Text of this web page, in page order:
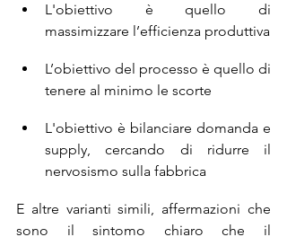
L'obiettivo è quello di
massimizzare l’efficienza produttiva
L’obiettivo del processo è quello di
tenere al minimo le scorte
L'obiettivo è bilanciare domanda e
supply, cercando di ridurre il
nervosismo sulla fabbrica
E altre varianti simili, affermazioni che
sono il sintomo chiaro che il